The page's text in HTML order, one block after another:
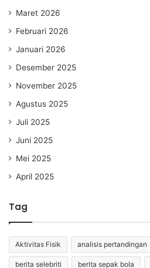
Maret 2026
Februari 2026
Januari 2026
Desember 2025
November 2025
Agustus 2025
Juli 2025
Juni 2025
Mei 2025
April 2025
Tag
Aktivitas Fisik analisis pertandingan
berita selebriti berita sepak bola